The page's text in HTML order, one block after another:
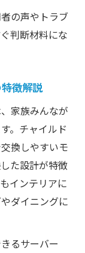
の声やトラブ
判断材料にな
徴解説
家族みんなが
。チャイルド
換しやすいモ
た設計が特徴
インテリアに
ダイニングに
るサーバー